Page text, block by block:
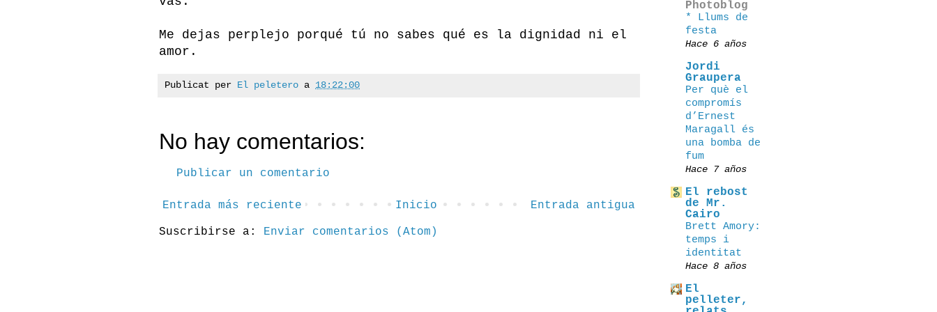
Me dejas perplejo porqué tú no sabes qué es la dignidad ni el
amor.
Publicat per El peletero a 18:22:00
No hay comentarios:
Publicar un comentario
Entrada más reciente Entrada antigua
Inicio
Suscribirse a: Enviar comentarios (Atom)
Photoblog
* Llums de
festa
Hace 6 años
Jordi
Graupera
Per què el
compromís
d’Ernest
Maragall és
una bomba de
fum
Hace 7 años
El rebost
de Mr.
Cairo
Brett Amory:
temps i
identitat
Hace 8 años
El
pelleter,